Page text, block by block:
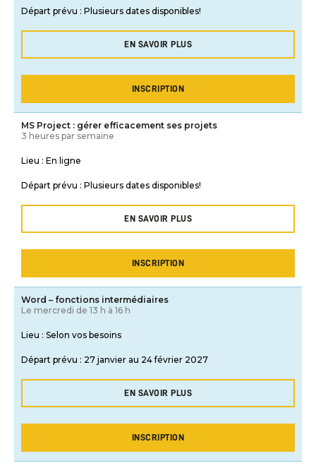
Départ prévu : Plusieurs dates disponibles!
EN SAVOIR PLUS
INSCRIPTION
MS Project : gérer efficacement ses projets
3 heures par semaine
Lieu : En ligne
Départ prévu : Plusieurs dates disponibles!
EN SAVOIR PLUS
INSCRIPTION
Word – fonctions intermédiaires
Le mercredi de 13 h à 16 h
Lieu : Selon vos besoins
Départ prévu : 27 janvier au 24 février 2027
EN SAVOIR PLUS
INSCRIPTION